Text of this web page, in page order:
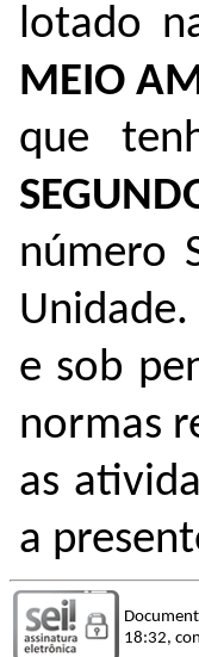
lotado
MEIO
que
número
e sob
normas
as
a
18:32,